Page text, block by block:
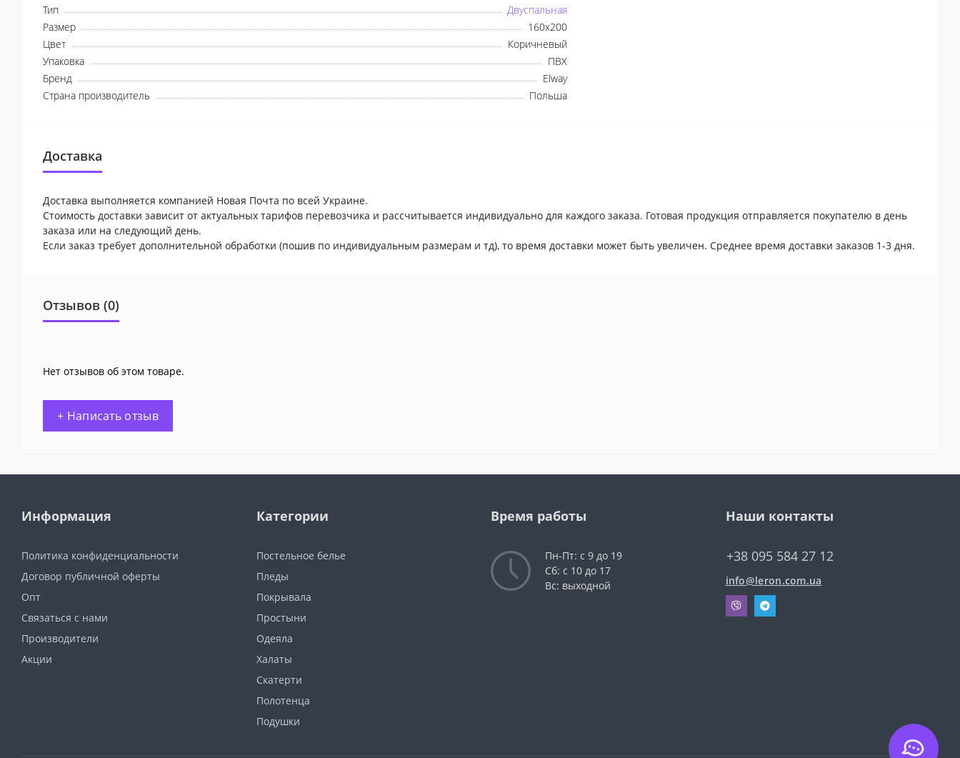
Тип
Двуспальная
Размер
160х200
Цвет
Коричневый
Упаковка
ПВХ
Бренд
Elway
Страна производитель
Польша
Доставка
Доставка выполняется компанией Новая Почта по всей Украине.
Стоимость доставки зависит от актуальных тарифов перевозчика и рассчитывается индивидуально для каждого заказа. Готовая продукция отправляется покупателю в день
заказа или на следующий день.
Если заказ требует дополнительной обработки (пошив по индивидуальным размерам и тд), то время доставки может быть увеличен. Среднее время доставки заказов 1-3 дня.
Отзывов (0)
Нет отзывов об этом товаре.
+ Написать отзыв
Информация
Политика конфиденциальности
Договор публичной оферты
Опт
Связаться с нами
Производители
Акции
Категории
Постельное белье
Пледы
Покрывала
Простыни
Одеяла
Халаты
Скатерти
Полотенца
Подушки
Время работы
Пн-Пт: с 9 до 19
Сб: с 10 до 17
Вс: выходной
Наши контакты
+38 095 584 27 12
info@leron.com.ua